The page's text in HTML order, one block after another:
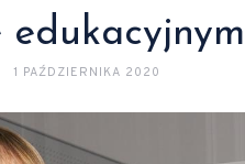
1 PAŹDZIERNIKA 2020